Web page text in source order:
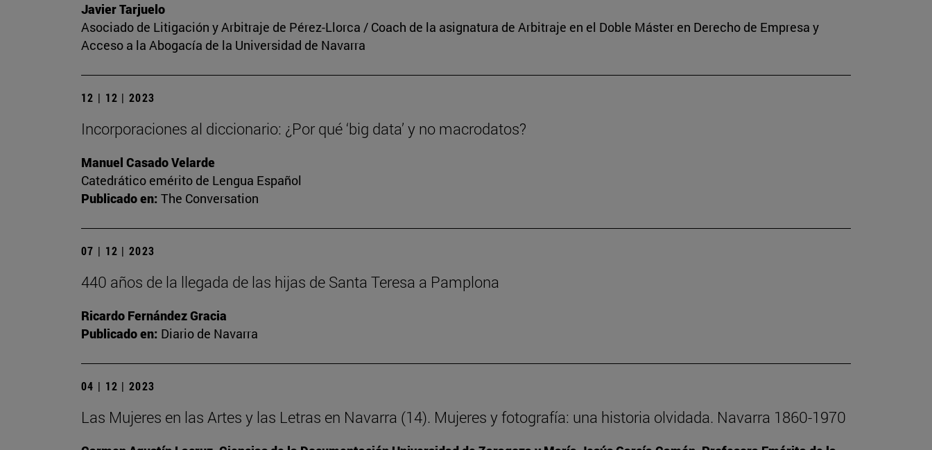
Javier Tarjuelo
Asociado de Litigación y Arbitraje de Pérez-Llorca / Coach de la asignatura de Arbitraje en el Doble Máster en Derecho de Empresa y
Acceso a la Abogacía de la Universidad de Navarra
12 | 12 | 2023
Incorporaciones al diccionario: ¿Por qué ‘big data’ y no macrodatos?
Manuel Casado Velarde
Catedrático emérito de Lengua Español
Publicado en: The Conversation
07 | 12 | 2023
440 años de la llegada de las hijas de Santa Teresa a Pamplona
Ricardo Fernández Gracia
Publicado en: Diario de Navarra
04 | 12 | 2023
Las Mujeres en las Artes y las Letras en Navarra (14). Mujeres y fotografía: una historia olvidada. Navarra 1860-1970